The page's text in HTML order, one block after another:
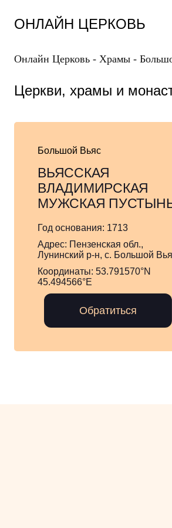
содержанию
ОНЛАЙН ЦЕРКОВЬ
Онлайн Церковь - Храмы -
Церкви, храмы и
Большой Вьяс
ВЬЯССКАЯ
ВЛАДИМИРСКАЯ
МУЖСКАЯ
Год основания: 1713
Адрес: Пензенская обл.,
Лунинский р-н, с. Большой
Координаты: 53.791570°N
45.494566°E
Обратиться